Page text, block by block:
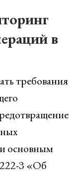
в
требования
основным
З «Об